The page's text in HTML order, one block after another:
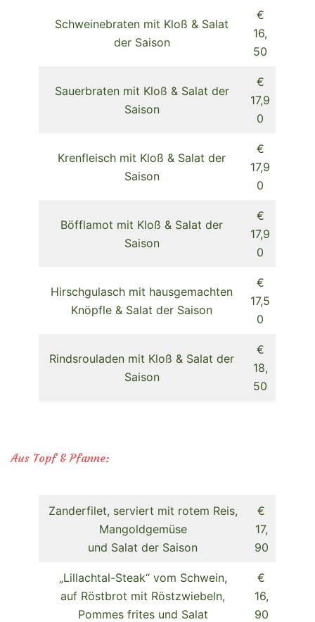
Schweinebraten mit Kloß & Salat
der Saison
€
16,
50
Sauerbraten mit Kloß & Salat der
Saison
€
17,9
0
Krenfleisch mit Kloß & Salat der
Saison
€
17,9
0
Böfflamot mit Kloß & Salat der
Saison
€
17,9
0
Hirschgulasch mit hausgemachten
Knöpfle & Salat der Saison
€
17,5
0
Rindsrouladen mit Kloß & Salat der
Saison
€
18,
50
Aus Topf & Pfanne:
Zanderfilet, serviert mit rotem Reis,
Mangoldgemüse
und Salat der Saison
€
17,
90
„Lillachtal-Steak“ vom Schwein,
auf Röstbrot mit Röstzwiebeln,
Pommes frites und Salat
€
16,
90